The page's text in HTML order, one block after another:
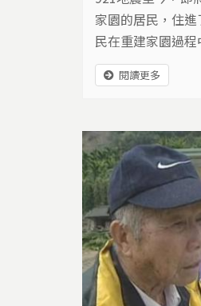
家園的居民，住
民在重建家園過
些組合屋原本就不
準備要陸續拆除，
主租用，也是現
屋。組合屋安置
後來又延了一年
了，一些居民仍無
閱讀更多